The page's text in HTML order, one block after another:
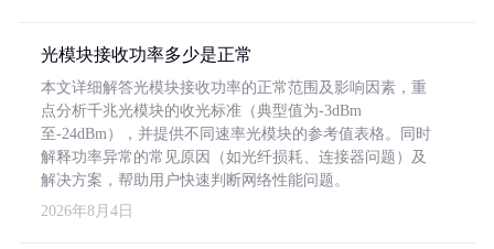
光模块接收功率多少是正常
本文详细解答光模块接收功率的正常范围及影响因素，重
点分析千兆光模块的收光标准（典型值为-3dBm
至-24dBm），并提供不同速率光模块的参考值表格。同时
解释功率异常的常见原因（如光纤损耗、连接器问题）及
解决方案，帮助用户快速判断网络性能问题。
2026年8月4日